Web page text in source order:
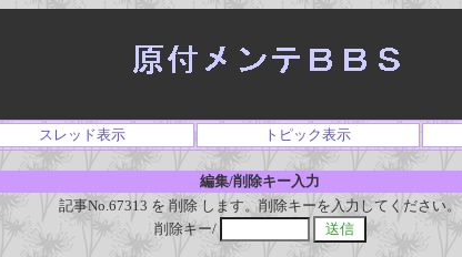
スレッド表示 トピック表示
編集/削除キー入力
記事No.67313 を 削除 します。削除キーを入力してください。
削除キー/